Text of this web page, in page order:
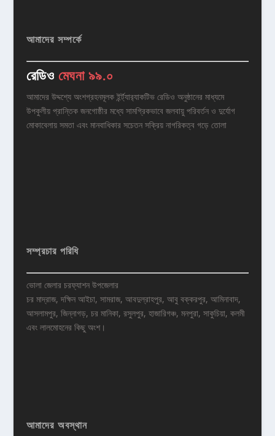
আমাদের সম্পর্কে
রেডিও মেঘনা ৯৯.০
আমাদের উদ্দশ্যে অংশগ্রহনমূলক ইর্ন্ট্যার‌্যাকটিভ রেডিও অনুষ্ঠানের মাধ্যমে
উপকুলীয় প্রান্তিক জনগোষ্ঠীর মধ্যে সামগ্রিকভাবে জলবায়ু পরিবর্তন ও দুর্যোগ
মোকাবেলায় সমতা এবং মানবাধিকার সচেতন সক্রিয় নাগরিকত্ব গড়ে তোলা
সম্প্রচার পরিধি
ভোলা জেলার চরফ্যাশন উপজেলার
চর মাদ্রাজ, দক্ষিন আইচা, সামরাজ, আবদুল্রাহপুর, আবু বক্করপুর, আমিনাবাদ,
আসলামপুর, জিন্নাগড়, চর মানিকা, রসুলপুর, হাজারিগঞ্চ, মনপুরা, সাকুচিয়া, কলমী
এবং লালমোহনের কিছু অংশ।
আমাদের অবস্থান